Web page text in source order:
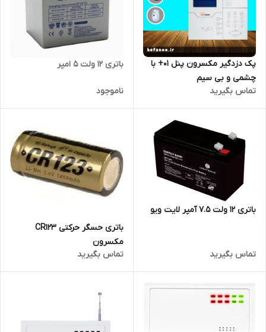
پک دزدگیر مکسرون پنل 01+ با
چشمی و بی سیم
تماس بگیرید
باتری 12 ولت 5 امپر
ناموجود
باتری 12 ولت 7.5 آمپر لایت ویو
تماس بگیرید
باتری حسگر حرکتی CR123
مکسرون
تماس بگیرید